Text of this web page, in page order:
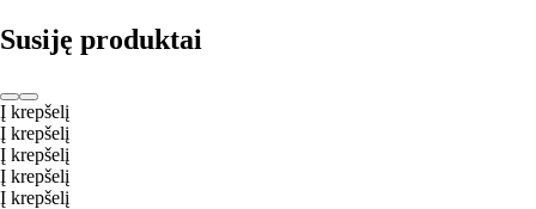
Susiję produktai
Į krepšelį
Į krepšelį
Į krepšelį
Į krepšelį
Į krepšelį